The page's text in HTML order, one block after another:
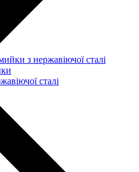
з нержавіючої сталі
сталі